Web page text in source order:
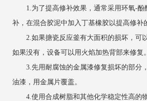
1.为了提高修补效果，通常采用环氧-酚
补，在混合胶泥中加入丁基橡胶以提高修补
2.如果搪瓷反应釜有大面积的损坏，可以
如果没有，设备可以用火焰加热背部来修复。
3.先用耐腐蚀的金属漆修复损坏的部分
油漆，用金属片覆盖。
4.使用合成树脂和其他化学稳定性高的物